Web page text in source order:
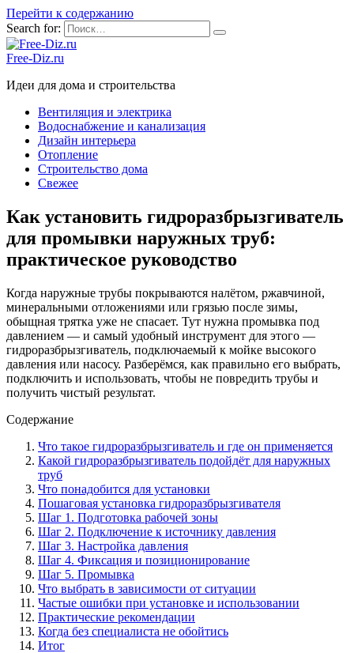
Перейти к содержанию
Search for:
Free-Diz.ru
Идеи для дома и строительства
Вентиляция и электрика
Водоснабжение и канализация
Дизайн интерьера
Отопление
Строительство дома
Свежее
Как установить гидроразбрызгиватель
для промывки наружных труб:
практическое руководство
Когда наружные трубы покрываются налётом, ржавчиной,
минеральными отложениями или грязью после зимы,
обыщная трятка уже не спасает. Тут нужна промывка под
давлением — и самый удобный инструмент для этого —
гидроразбрызгиватель, подключаемый к мойке высокого
давления или насосу. Разберёмся, как правильно его выбрать,
подключить и использовать, чтобы не повредить трубы и
получить чистый результат.
Содержание
Что такое гидроразбрызгиватель и где он применяется
Какой гидроразбрызгиватель подойдёт для наружных
труб
Что понадобится для установки
Пошаговая установка гидроразбрызгивателя
Шаг 1. Подготовка рабочей зоны
Шаг 2. Подключение к источнику давления
Шаг 3. Настройка давления
Шаг 4. Фиксация и позиционирование
Шаг 5. Промывка
Что выбрать в зависимости от ситуации
Частые ошибки при установке и использовании
Практические рекомендации
Когда без специалиста не обойтись
Итог